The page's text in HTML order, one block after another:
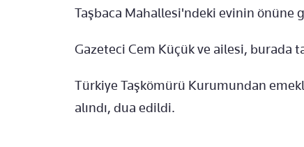
Taşbaca Mahallesi'ndeki evinin önüne
Gazeteci Cem Küçük ve ailesi, burada
Türkiye Taşkömürü Kurumundan
alındı, dua edildi.